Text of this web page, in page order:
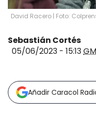
David Racero | Foto:
Sebastián Cortés
05/06/2023 - 15:13
Añadir Caracol